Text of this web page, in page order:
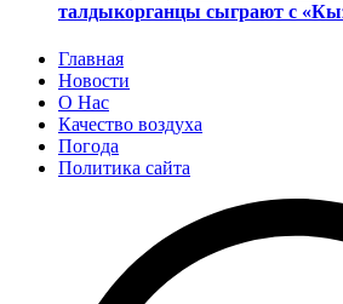
талдыкорганцы сыграют с
Главная
Новости
О Нас
Качество воздуха
Погода
Политика сайта